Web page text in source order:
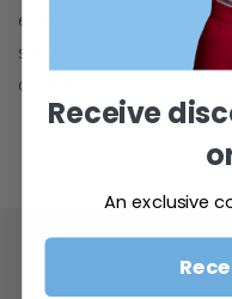
exigentes y cocineros
sabores profundos y
celta hoy.
Receive
An exclusive